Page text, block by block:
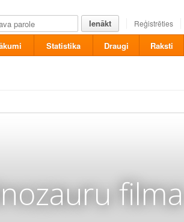
Ienākt Reģistrēties
Statistika Draugi Raksti
filma